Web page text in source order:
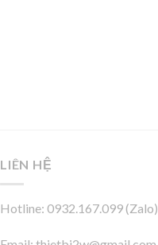
LIÊN HỆ
Hotline: 0932.167.099 (Zalo)